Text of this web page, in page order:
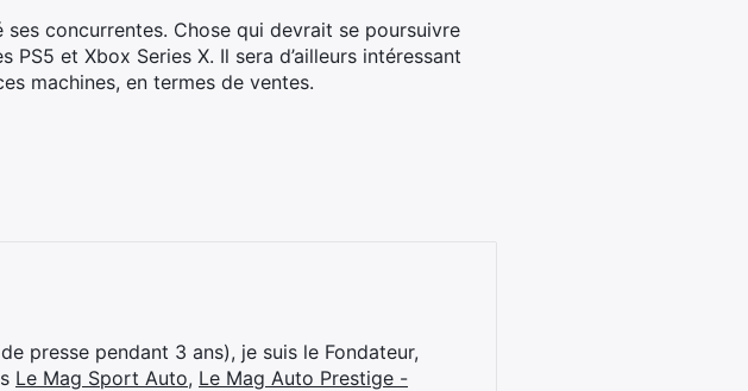
concurrentes. Chose qui devrait se poursuivre
PS5 et Xbox Series X. Il sera d’ailleurs intéressant
machines, en termes de ventes.
presse pendant 3 ans), je suis le Fondateur,
Le Mag Sport Auto, Le Mag Auto Prestige -